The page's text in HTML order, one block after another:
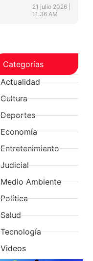
21 julio 2026
11:36 AM
Categorías
Actualidad
Cultura
Deportes
Economía
Entretenimiento
Judicial
Medio Ambiente
Política
Salud
Tecnología
Videos